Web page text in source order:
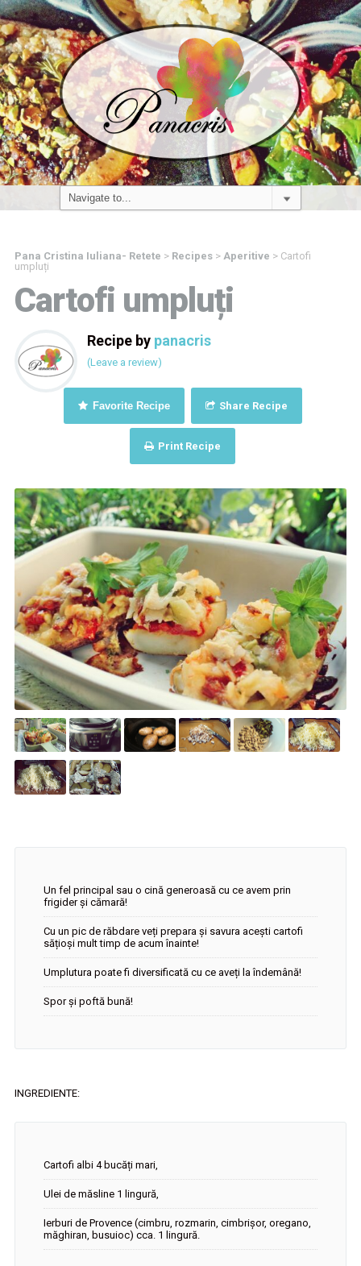
Pana Cristina Iuliana- Retete > Recipes> Aperitive > Cartofi
umpluți
Cartofi umpluți
Recipe by panacris
(Leave a review)
Favorite Recipe Share Recipe
Print Recipe
Un fel principal sau o cină generoasă cu ce avem prin
frigider și cămară!
Cu un pic de răbdare veți prepara și savura acești cartofi
sățioși mult timp de acum înainte!
Umplutura poate fi diversificată cu ce aveți la îndemână!
Spor și poftă bună!
INGREDIENTE:
Cartofi albi 4 bucăți mari,
Ulei de măsline 1 lingură,
Ierburi de Provence (cimbru, rozmarin, cimbrișor, oregano,
măghiran, busuioc) cca. 1 lingură.